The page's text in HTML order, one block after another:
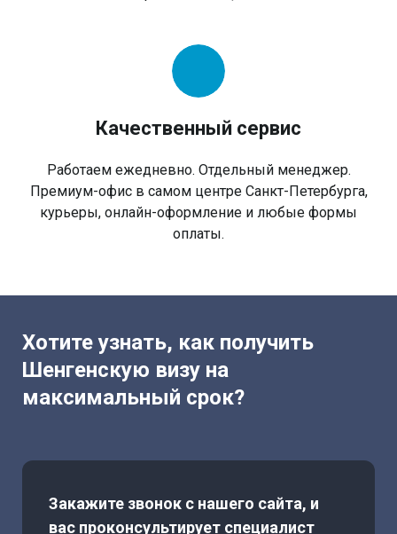
Качественный сервис
Работаем ежедневно. Отдельный менеджер.
Премиум-офис в самом центре Санкт-Петербурга,
курьеры, онлайн-оформление и любые формы
оплаты.
Хотите узнать, как получить
Шенгенскую визу на
максимальный срок?
Закажите звонок с нашего сайта, и
вас проконсультирует специалист